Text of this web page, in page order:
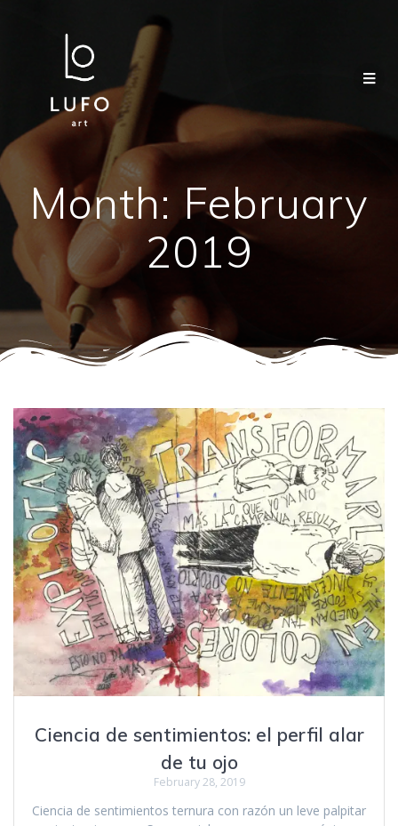
Month: February
2019
Ciencia de sentimientos: el perfil alar
de tu ojo
February 28, 2019
Ciencia de sentimientos ternura con razón un leve palpitar